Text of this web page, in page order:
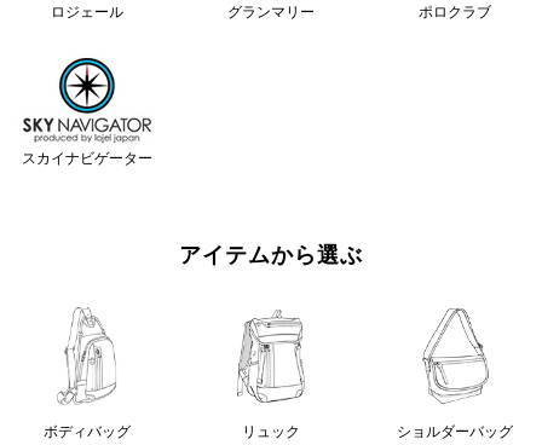
ロジェール グランマリー ポロクラブ
スカイナビゲーター
アイテムから選ぶ
ボディバッグ
リュック
ショルダーバッグ